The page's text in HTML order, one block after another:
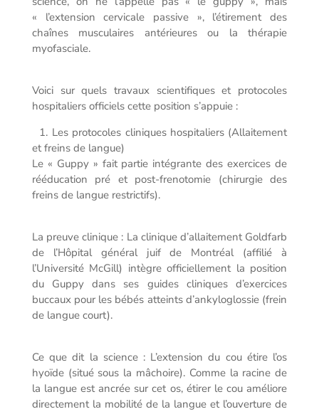
« l’extension cervicale passive », l’étirement des
chaînes musculaires antérieures ou la thérapie
myofasciale.
Voici sur quels travaux scientifiques et protocoles
hospitaliers officiels cette position s’appuie :
1. Les protocoles cliniques hospitaliers (Allaitement
et freins de langue)
Le « Guppy » fait partie intégrante des exercices de
rééducation pré et post-frenotomie (chirurgie des
freins de langue restrictifs).
La preuve clinique : La clinique d’allaitement Goldfarb
de l’Hôpital général juif de Montréal (affilié à
l’Université McGill) intègre officiellement la position
du Guppy dans ses guides cliniques d’exercices
buccaux pour les bébés atteints d’ankyloglossie (frein
de langue court).
Ce que dit la science : L’extension du cou étire l’os
hyoïde (situé sous la mâchoire). Comme la racine de
la langue est ancrée sur cet os, étirer le cou améliore
directement la mobilité de la langue et l’ouverture de